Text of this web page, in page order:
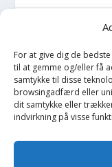
For at give dig de
til at gemme og/eller få
samtykke til disse
browsingadfærd eller
dit samtykke eller
indvirkning på visse
Tables with
Tabletop
Vinkælder
Vinreol
Wine cellar